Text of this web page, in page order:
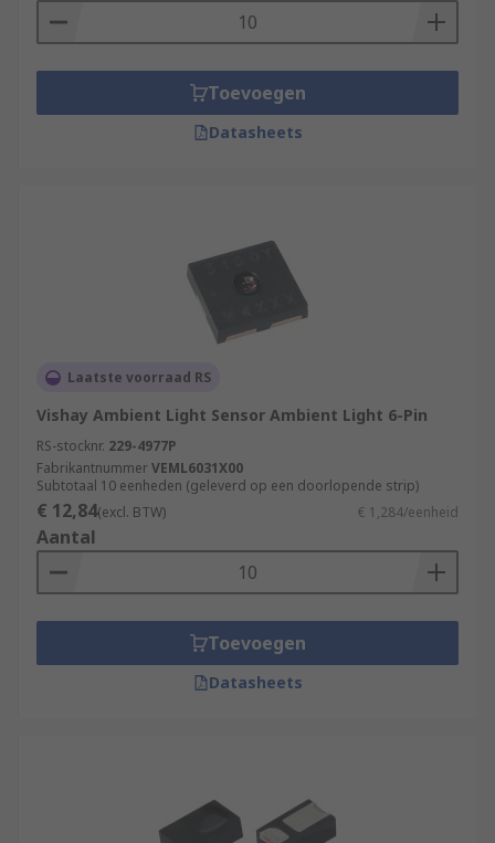
Toevoegen
Datasheets
Laatste voorraad RS
Vishay Ambient Light Sensor Ambient Light 6-Pin
RS-stocknr. 229-4977P
FabrikantnummerVEML6031X00
Subtotaal 10 eenheden (geleverd op een doorlopende strip)
€ 12,84(excl. BTW) € 1,284/eenheid
Aantal
Toevoegen
Datasheets